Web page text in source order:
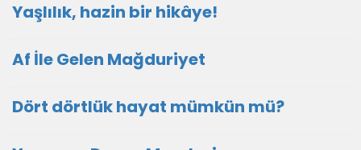
Yaşlılık, hazin bir hikâye!
Af İle Gelen Mağduriyet
Dört dörtlük hayat mümkün mü?